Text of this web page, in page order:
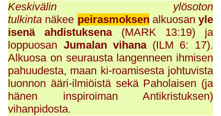
Keskivälin ylösoton
tulkinta näkee peirasmoksen alkuosan yle
isenä ahdistuksena(MARK 13:19) ja
loppuosan Jumalan vihana(ILM 6: 17).
Alkuosa on seurausta langenneen ihmisen
pahuudesta, maan ki-roamisesta johtuvista
luonnon ääri-ilmiöistä sekä Paholaisen (ja
hänen inspiroiman Antikristuksen)
vihanpidosta.